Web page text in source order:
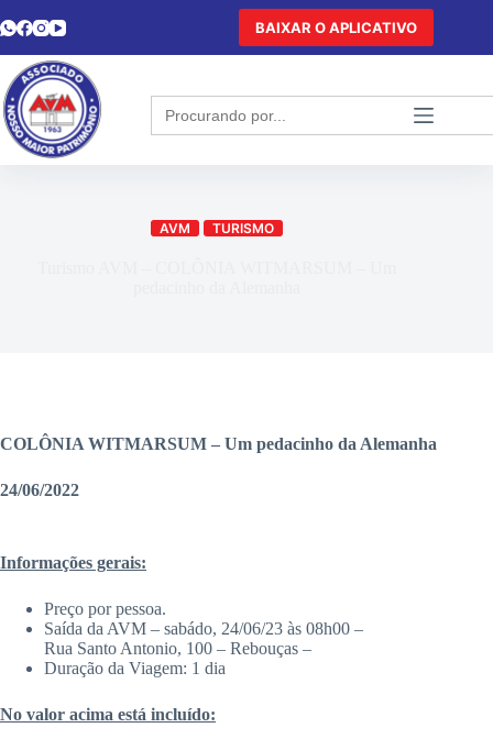
BAIXAR O APLICATIVO
Search
for:
AVM TURISMO
COLÔNIA WITMARSUM – Um pedacinho da Alemanha
24/06/2022
Informações gerais:
Preço por pessoa.
Saída da AVM – sabádo, 24/06/23 às 08h00 –
Rua Santo Antonio, 100 – Rebouças –
Duração da Viagem: 1 dia
No valor acima está incluído: